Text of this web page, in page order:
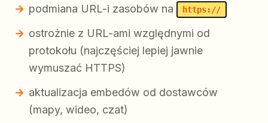
podmiana URL-i zasobów na https://
ostrożnie z URL-ami względnymi od
protokołu (najczęściej lepiej jawnie
wymuszać HTTPS)
aktualizacja embedów od dostawców
(mapy, wideo, czat)